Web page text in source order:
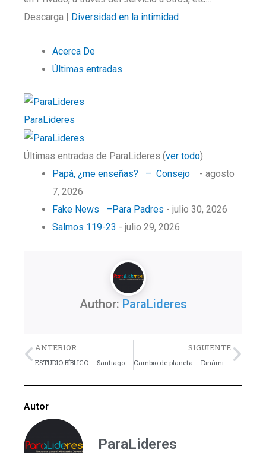
Descarga | Diversidad en la intimidad
Acerca De
Últimas entradas
ParaLideres
Últimas entradas de ParaLideres (ver todo)
Papá, ¿me enseñas? – Consejo
- agosto
7, 2026
Fake News –Para Padres - julio 30, 2026
Salmos 119-23 - julio 29, 2026
Author: ParaLideres
Previo
ANTERIOR SIGUIENTE
Autor
ParaLideres